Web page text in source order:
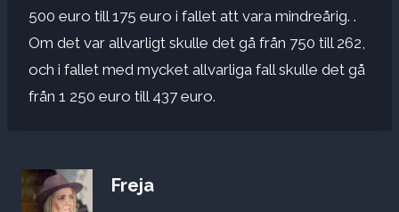
500 euro till 175 euro i fallet att vara mindreårig. .
Om det var allvarligt skulle det gå från 750 till 262,
och i fallet med mycket allvarliga fall skulle det gå
från 1 250 euro till 437 euro.
Freja